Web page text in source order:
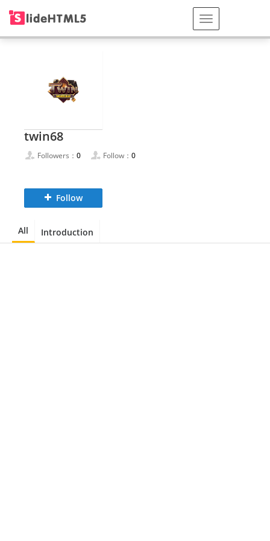
twin68
Followers： 0 Follow： 0
Follow
All Introduction